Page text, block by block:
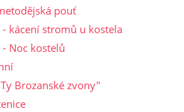
pouť
kácení stromů u kostela
Noc kostelů
Brozanské zvony"